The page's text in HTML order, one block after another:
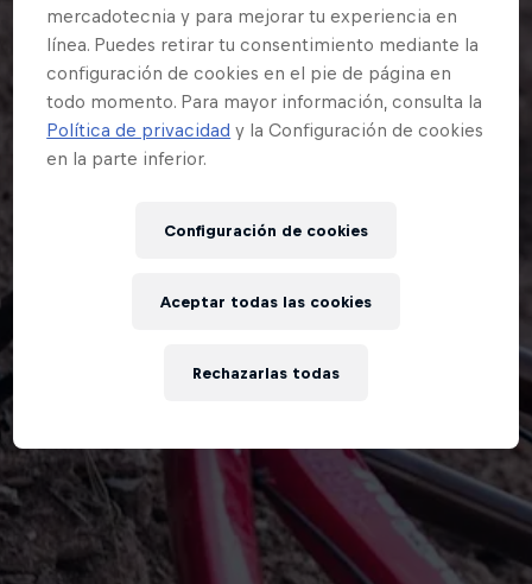
mercadotecnia y para mejorar tu experiencia en
línea. Puedes retirar tu consentimiento mediante la
configuración de cookies en el pie de página en
todo momento. Para mayor información, consulta la
Política de privacidad y la Configuración de cookies
en la parte inferior.
Configuración de cookies
Rechazarlas todas
Aceptar todas las cookies